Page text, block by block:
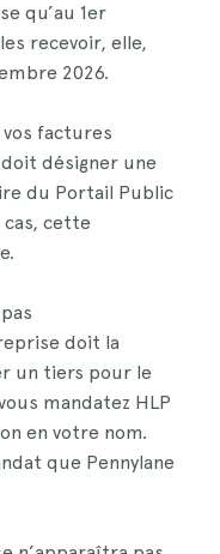
qu’au 1er
recevoir, elle,
2026.
factures
désigner une
du Portail Public
cas, cette
doit la
un tiers pour le
mandatez HLP
en votre nom.
que Pennylane